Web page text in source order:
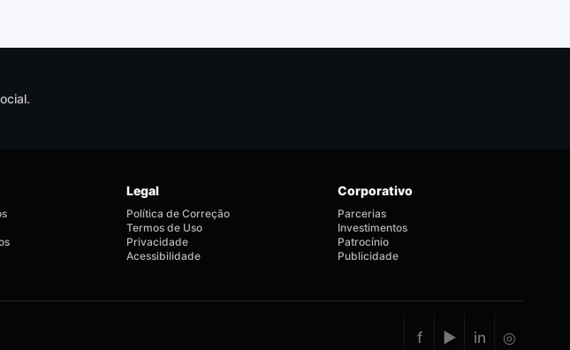
Legal
Política de Correção
Termos de Uso
Privacidade
Acessibilidade
Corporativo
Parcerias
Investimentos
Patrocínio
Publicidade
f ▶ in ◎